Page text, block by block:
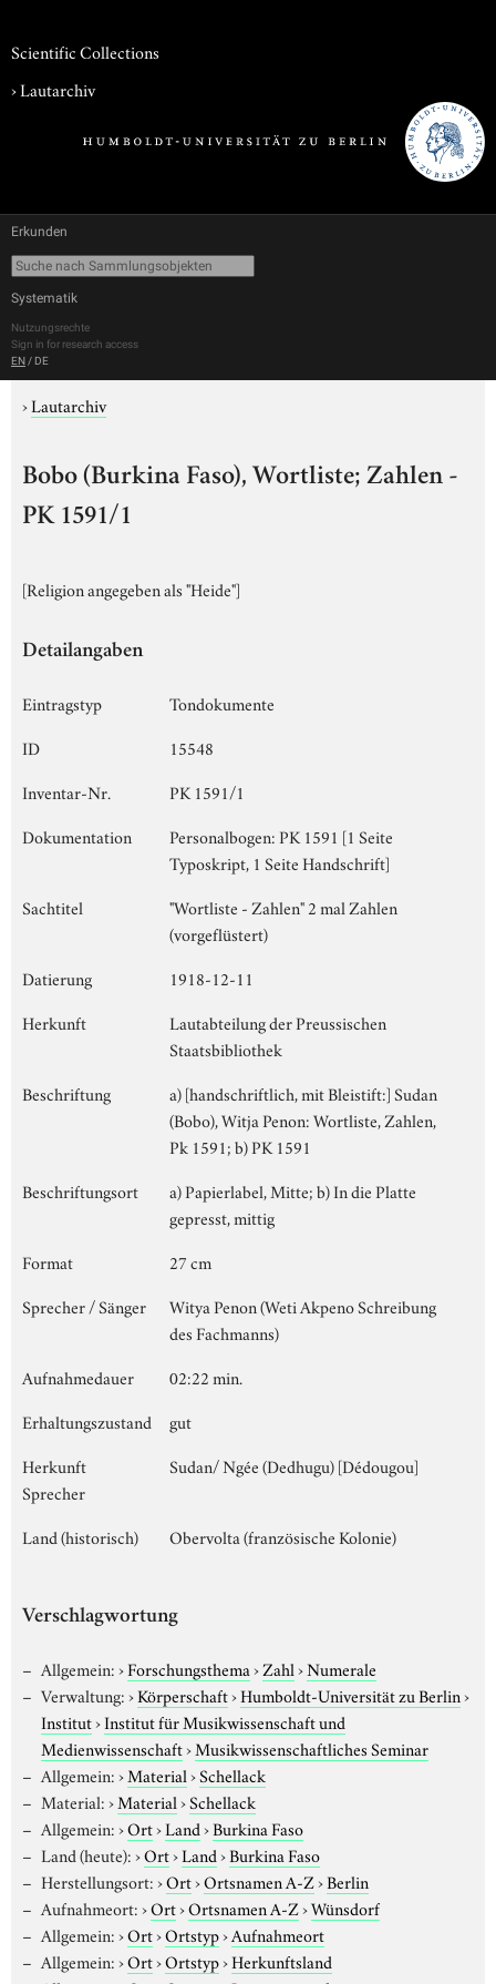
Scientific Collections
›Lautarchiv
Erkunden
Systematik
Nutzungsrechte
Sign in for research access
EN / DE
›Lautarchiv
Bobo (Burkina Faso), Wortliste; Zahlen -
PK 1591/1
[Religion angegeben als "Heide"]
Detailangaben
Eintragstyp
Tondokumente
ID
15548
Inventar-Nr.
PK 1591/1
Dokumentation
Personalbogen: PK 1591 [1 Seite
Typoskript, 1 Seite Handschrift]
Sachtitel
"Wortliste - Zahlen" 2 mal Zahlen
(vorgeflüstert)
Datierung
1918-12-11
Herkunft
Lautabteilung der Preussischen
Staatsbibliothek
Beschriftung
a) [handschriftlich, mit Bleistift:] Sudan
(Bobo), Witja Penon: Wortliste, Zahlen,
Pk 1591; b) PK 1591
Beschriftungsort
a) Papierlabel, Mitte; b) In die Platte
gepresst, mittig
Format
27 cm
Sprecher / Sänger
Witya Penon (Weti Akpeno Schreibung
des Fachmanns)
Aufnahmedauer
02:22 min.
Erhaltungszustand
gut
Herkunft
Sprecher
Sudan/ Ngée (Dedhugu) [Dédougou]
Land (historisch) Obervolta (französische Kolonie)
Verschlagwortung
Allgemein:›Forschungsthema›Zahl›Numerale
Verwaltung:›Körperschaft›Humboldt-Universität zu Berlin›
Institut›Institut für Musikwissenschaft und
Medienwissenschaft›Musikwissenschaftliches Seminar
Allgemein:›Material›Schellack
Material:›Material›Schellack
Allgemein:›Ort›Land›Burkina Faso
Land (heute):›Ort›Land›Burkina Faso
Herstellungsort:›Ort›Ortsnamen A-Z›Berlin
Aufnahmeort:›Ort›Ortsnamen A-Z›Wünsdorf
Allgemein:›Ort›Ortstyp›Aufnahmeort
Allgemein:›Ort›Ortstyp›Herkunftsland